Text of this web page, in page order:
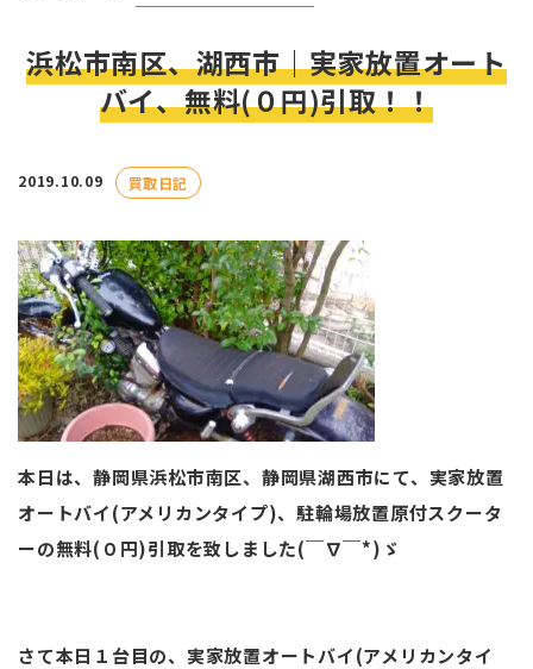
浜松市南区、湖西市｜実家放置オート
バイ、無料(０円)引取！！
2019.10.09 買取日記
本日は、静岡県浜松市南区、静岡県湖西市にて、実家放置
オートバイ(アメリカンタイプ)、駐輪場放置原付スクータ
ーの無料(０円)引取を致しました(￣∇￣*)ゞ
さて本日１台目の、実家放置オートバイ(アメリカンタイ